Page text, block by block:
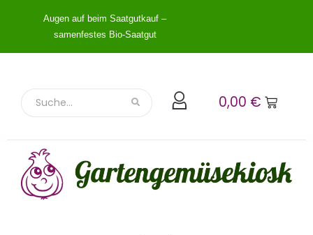
Augen auf beim Saatgutkauf –
samenfestes Bio-Saatgut
0,00 €